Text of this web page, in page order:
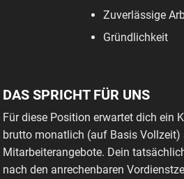
Zuverlässige
Gründlichkeit
DAS SPRICHT FÜR UNS
Für diese Position erwartet dich ein
brutto monatlich (auf Basis Vollzeit)
Mitarbeiterangebote. Dein
nach den anrechenbaren